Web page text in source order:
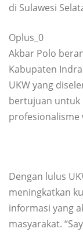
di Sulawesi
Oplus_0
Akbar Polo
Kabupaten
UKW yang
bertujuan untuk
profesionalisme
Dengan lulus
meningkatkan
informasi yang
masyarakat.